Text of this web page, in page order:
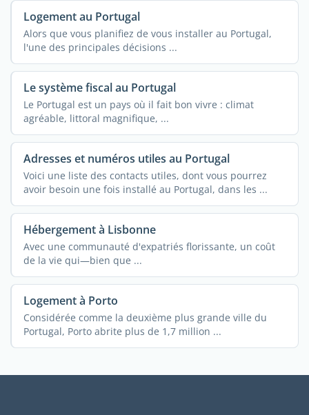
Logement au Portugal
Alors que vous planifiez de vous installer au Portugal,
l'une des principales décisions ...
Le système fiscal au Portugal
Le Portugal est un pays où il fait bon vivre : climat
agréable, littoral magnifique, ...
Adresses et numéros utiles au Portugal
Voici une liste des contacts utiles, dont vous pourrez
avoir besoin une fois installé au Portugal, dans les ...
Hébergement à Lisbonne
Avec une communauté d'expatriés florissante, un coût
de la vie qui—bien que ...
Logement à Porto
Considérée comme la deuxième plus grande ville du
Portugal, Porto abrite plus de 1,7 million ...